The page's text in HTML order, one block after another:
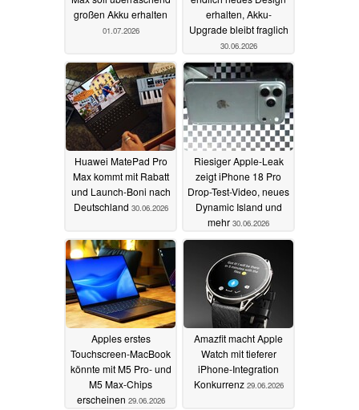
großen Akku erhalten
01.07.2026
erhalten, Akku-
Upgrade bleibt fraglich
30.06.2026
Huawei MatePad Pro
Max kommt mit Rabatt
und Launch-Boni nach
Deutschland 30.06.2026
Riesiger Apple-Leak
zeigt iPhone 18 Pro
Drop-Test-Video, neues
Dynamic Island und
mehr 30.06.2026
Apples erstes
Touchscreen-MacBook
könnte mit M5 Pro- und
M5 Max-Chips
erscheinen 29.06.2026
Amazfit macht Apple
Watch mit tieferer
iPhone-Integration
Konkurrenz 29.06.2026